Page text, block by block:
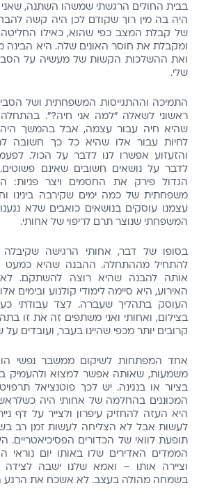
בבית החולים הרגשתי שמשהו השתנה,
היה בה מין רוך שקודם לכן היה קשה
של קבלת המצב כפי שהוא, כאילו
ומקבלת את חוסר האונים שלה. היא
ואת ההשלכות הקשות של מעשיה על
שלי.
התמיכה וההתגייסות המשפחתית ושל
ראשוני לשאלה "למה אני חיה?".
שהיא חיה עבור עצמה, אבל בהמשך היה
לחיות עבור אלו שהיא כל כך חשובה
והזעזוע אפשרו לנו לדבר על הכול.
לדבר על נושאים חשובים שאינם
הגדול פירק את החסמים ויצר פניוּת:
משפחתית של כמה ימים שקירבה בינינו
עצמנו עוסקים בנושאים כואבים שלא
המשפחתי שנוצר תרם לריפוי של אחותי.
בסופו של דבר, אחותי הרגישה שקיבלה
להתחיל מההתחלה. ההבנה שהיא כמעט
אותה להבנה שהיא רוצה להשתקם.
האירוע, היא סיימה לימודי קולנוע ובימים
העוסק בתהליך שעברה. לצד עבודתי
בצילום, ואחותי ואני משתפים זה את זו
קרובים יותר מכפי שהיינו בעבר, ועובדים על
אחד המפתחות לשיקום ממשבר נפשי
משמעות, שאותה אפשר למצוא ולהעמיק
בציור או בנגינה. יש לכך פוטנציאל
המכוננים בהחלמה של אחותי היה
היא העזה להחזיק עיפרון ולצייר על דף
לעשות אבל לא הצליחה לעשות זמן רב
תופעת לוואי של הכדורים הפסיכיאטריים.
הממדים האדירים שלו באותו יום נוראי
וציירה אותו – ואמא שלנו ישבה
בשמחה מהולה בעצב. לא אשכח את הרגע